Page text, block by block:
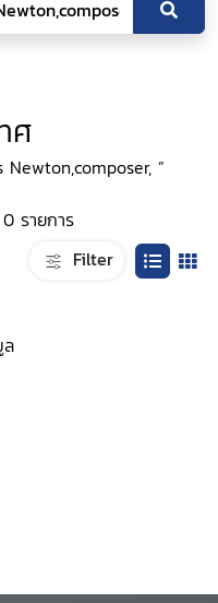
ศ
Newton,composer, ”
รายการ
Filter